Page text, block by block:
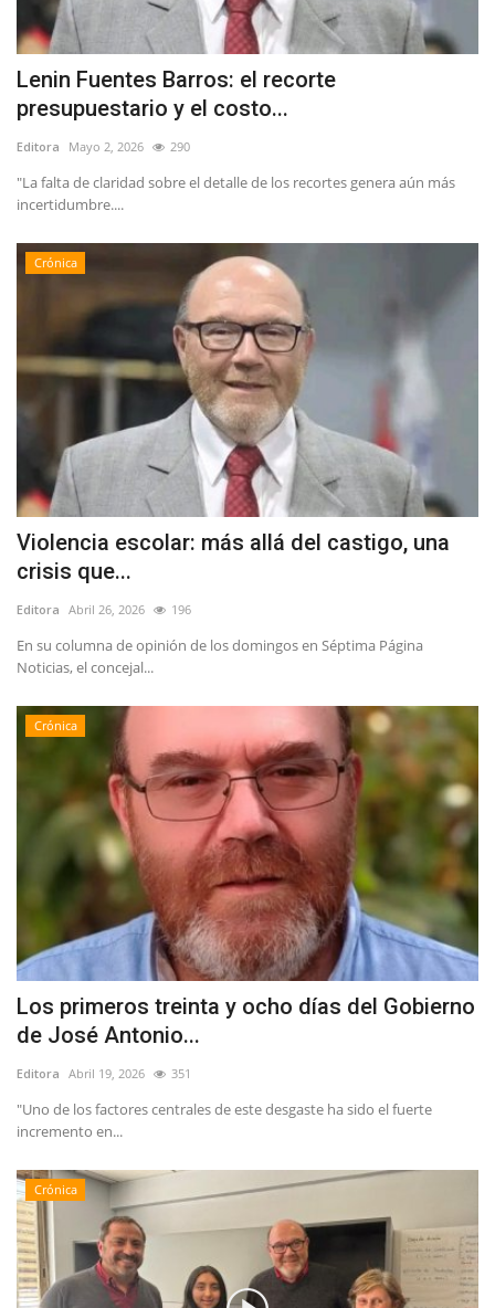
Lenin Fuentes Barros: el recorte
presupuestario y el costo...
Editora Mayo 2, 2026 290
"La falta de claridad sobre el detalle de los recortes genera aún más
incertidumbre....
Crónica
Violencia escolar: más allá del castigo, una
crisis que...
Editora Abril 26, 2026 196
En su columna de opinión de los domingos en Séptima Página
Noticias, el concejal...
Crónica
Los primeros treinta y ocho días del Gobierno
de José Antonio...
Editora Abril 19, 2026 351
"Uno de los factores centrales de este desgaste ha sido el fuerte
incremento en...
Crónica